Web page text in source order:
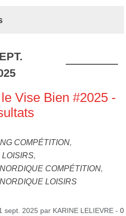
Vise Bien #2025 -
COMPÉTITION
COMPÉTITION
LOISIRS
sept. 2025 par KARINE LELIEVRE - 0